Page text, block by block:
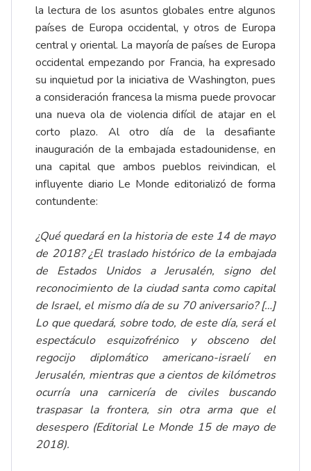
la lectura de los asuntos globales entre algunos
países de Europa occidental, y otros de Europa
central y oriental. La mayoría de países de Europa
occidental empezando por Francia, ha expresado
su inquietud por la iniciativa de Washington, pues
a consideración francesa la misma puede provocar
una nueva ola de violencia difícil de atajar en el
corto plazo. Al otro día de la desafiante
inauguración de la embajada estadounidense, en
una capital que ambos pueblos reivindican, el
influyente diario Le Monde editorializó de forma
contundente:
¿Qué quedará en la historia de este 14 de mayo
de 2018? ¿El traslado histórico de la embajada
de Estados Unidos a Jerusalén, signo del
reconocimiento de la ciudad santa como capital
de Israel, el mismo día de su 70 aniversario? […]
Lo que quedará, sobre todo, de este día, será el
espectáculo esquizofrénico y obsceno del
regocijo diplomático americano-israelí en
Jerusalén, mientras que a cientos de kilómetros
ocurría una carnicería de civiles buscando
traspasar la frontera, sin otra arma que el
desespero (Editorial Le Monde 15 de mayo de
2018).